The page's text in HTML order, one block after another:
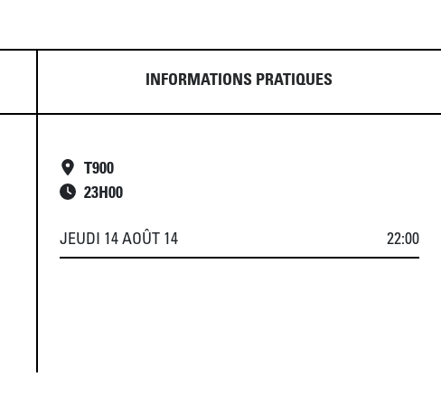
INFORMATIONS PRATIQUES
T900
23H00
JEUDI 14 AOÛT 14 22:00